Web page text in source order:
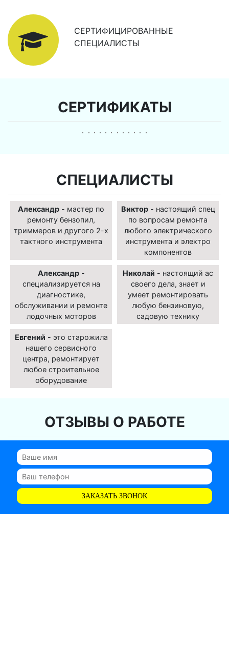
СЕРТИФИЦИРОВАННЫЕ
СПЕЦИАЛИСТЫ
СЕРТИФИКАТЫ
СПЕЦИАЛИСТЫ
Александр - мастер по
ремонту бензопил,
триммеров и другого 2-х
тактного инструмента
Виктор- настоящий спец
по вопросам ремонта
любого электрического
инструмента и электро
компонентов
Александр-
специализируется на
диагностике,
обслуживании и ремонте
лодочных моторов
Николай - настоящий ас
своего дела, знает и
умеет ремонтировать
любую бензиновую,
садовую технику
Евгений - это старожила
нашего сервисного
центра, ремонтирует
любое строительное
оборудование
ОТЗЫВЫ О РАБОТЕ
ЗАКАЗАТЬ ЗВОНОК